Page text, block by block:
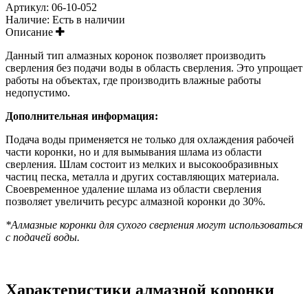
Артикул: 06-10-052
Наличие: Есть в наличии
Описание
Данный тип алмазных коронок позволяет производить
сверления без подачи воды в область сверления. Это упрощает
работы на объектах, где производить влажные работы
недопустимо.
Дополнительная информация:
Подача воды применяется не только для охлаждения рабочей
части коронки, но и для вымывания шлама из области
сверления. Шлам состоит из мелких и высокообразивных
частиц песка, металла и других составляющих материала.
Своевременное удаление шлама из области сверления
позволяет увеличить ресурс алмазной коронки до 30%.
*Алмазные коронки для сухого сверления могут использоваться
с подачей воды.
Характеристики алмазной коронки